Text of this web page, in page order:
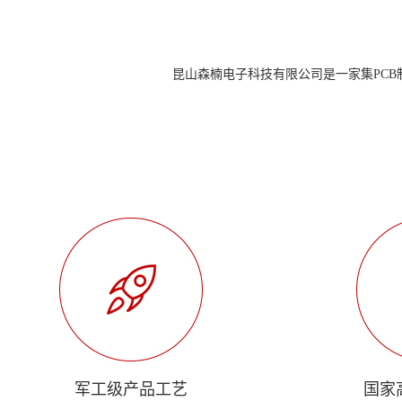
昆山森楠电子科技有限公司是一家集
军工级产品工艺 国家